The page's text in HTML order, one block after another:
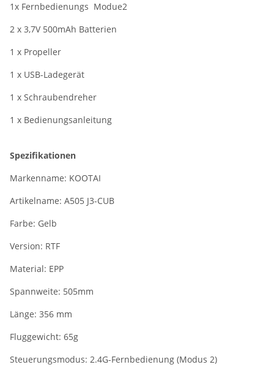
1x Fernbedienungs Modue2
2 x 3,7V 500mAh Batterien
1 x Propeller
1 x USB-Ladegerät
1 x Schraubendreher
1 x Bedienungsanleitung
Spezifikationen
Markenname: KOOTAI
Artikelname: A505 J3-CUB
Farbe: Gelb
Version: RTF
Material: EPP
Spannweite: 505mm
Länge: 356 mm
Fluggewicht: 65g
Steuerungsmodus: 2.4G-Fernbedienung (Modus 2)